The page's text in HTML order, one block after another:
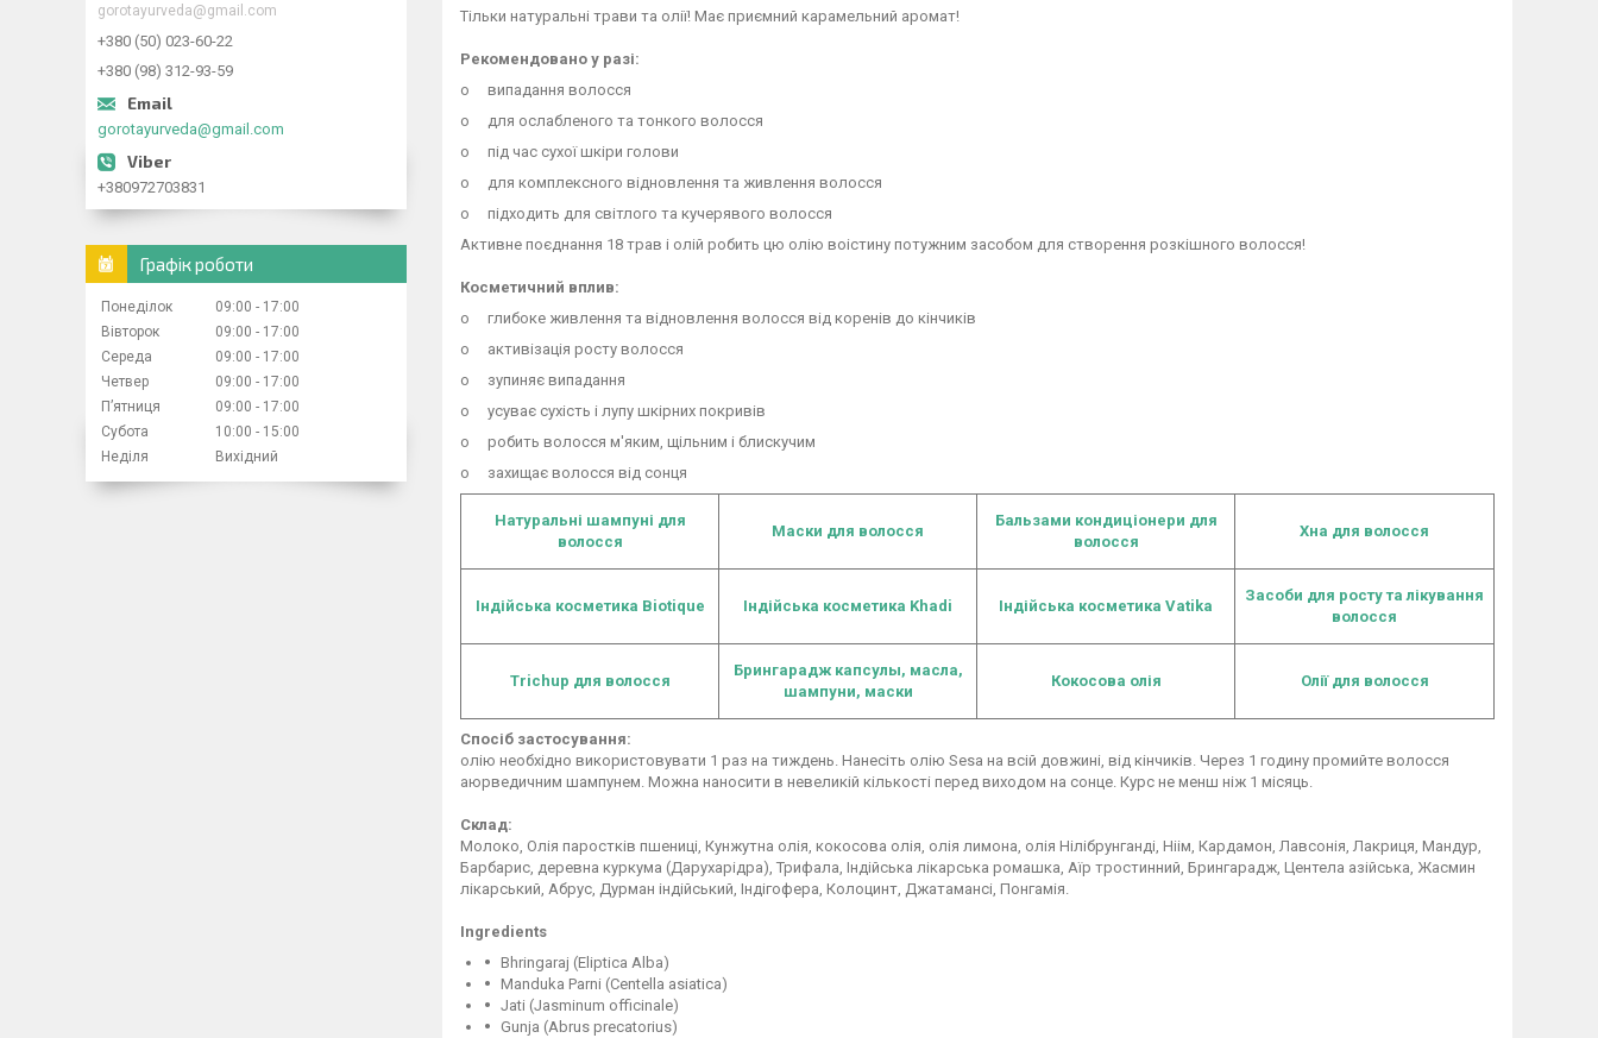
Тільки натуральні трави та олії! Має приємний карамельний аромат!
Рекомендовано у разі:
o випадання волосся
o для ослабленого та тонкого волосся
o під час сухої шкіри голови
o для комплексного відновлення та живлення волосся
o підходить для світлого та кучерявого волосся
Активне поєднання 18 трав і олій робить цю олію воістину потужним засобом для створення розкішного волосся!
Косметичний вплив:
o глибоке живлення та відновлення волосся від коренів до кінчиків
o активізація росту волосся
o зупиняє випадання
o усуває сухість і лупу шкірних покривів
o робить волосся м'яким, щільним і блискучим
o захищає волосся від сонця
Натуральні шампуні для
волосся
Маски для волосся
Бальзами кондиціонери для
волосся
Хна для волосся
Індійська косметика Biotique Індійська косметика Khadi Індійська косметика Vatika
Засоби для росту та лікування
волосся
Trichup для волосся
Брингарадж капсулы, масла,
шампуни, маски
Кокосова олія Олії для волосся
Спосіб застосування:
олію необхідно використовувати 1 раз на тиждень. Нанесіть олію Sesa на всій довжині, від кінчиків. Через 1 годину промийте волосся
аюрведичним шампунем. Можна наносити в невеликій кількості перед виходом на сонце. Курс не менш ніж 1 місяць.
Склад:
Молоко, Олія паростків пшениці, Кунжутна олія, кокосова олія, олія лимона, олія Нілібрунганді, Ніім, Кардамон, Лавсонія, Лакриця, Мандур,
Барбарис, деревна куркума (Дарухарідра), Трифала, Індійська лікарська ромашка, Аїр тростинний, Брингарадж, Центела азійська, Жасмин
лікарський, Абрус, Дурман індійський, Індігофера, Колоцинт, Джатамансі, Понгамія.
Ingredients
Bhringaraj (Eliptica Alba)
Manduka Parni (Centella asiatica)
Jati (Jasminum officinale)
Gunja (Abrus precatorius)
gorotayurveda@gmail.com
+380 (50) 023-60-22
+380 (98) 312-93-59
gorotayurveda@gmail.com
+380972703831
Графік роботи
Понеділок 09:00
17:00
Вівторок
09:00
17:00
Середа
09:00
17:00
Четвер
09:00
17:00
Пʼятниця
09:00
17:00
Субота
10:00
15:00
Неділя
Вихідний